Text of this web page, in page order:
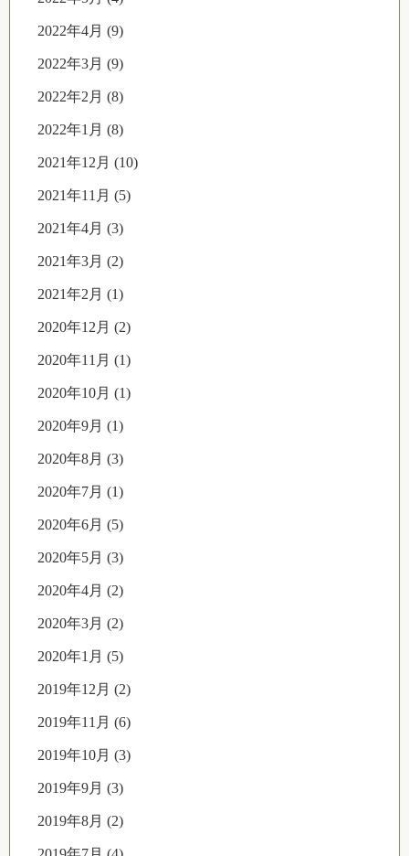
2022年4月 (9)
2022年3月 (9)
2022年2月 (8)
2022年1月 (8)
2021年12月 (10)
2021年11月 (5)
2021年4月 (3)
2021年3月 (2)
2021年2月 (1)
2020年12月 (2)
2020年11月 (1)
2020年10月 (1)
2020年9月 (1)
2020年8月 (3)
2020年7月 (1)
2020年6月 (5)
2020年5月 (3)
2020年4月 (2)
2020年3月 (2)
2020年1月 (5)
2019年12月 (2)
2019年11月 (6)
2019年10月 (3)
2019年9月 (3)
2019年8月 (2)